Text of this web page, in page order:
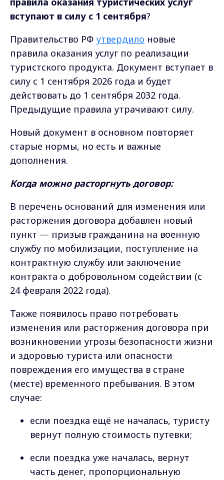
вступают в силу с 1 сентября?
Правительство РФ утвердило новые
правила оказания услуг по реализации
туристского продукта. Документ вступает в
силу с 1 сентября 2026 года и будет
действовать до 1 сентября 2032 года.
Предыдущие правила утрачивают силу.
Новый документ в основном повторяет
старые нормы, но есть и важные
дополнения.
Когда можно расторгнуть договор:
В перечень оснований для изменения или
расторжения договора добавлен новый
пункт — призыв гражданина на военную
службу по мобилизации, поступление на
контрактную службу или заключение
контракта о добровольном содействии (с
24 февраля 2022 года).
Также появилось право потребовать
изменения или расторжения договора при
возникновении угрозы безопасности жизни
и здоровью туриста или опасности
повреждения его имущества в стране
(месте) временного пребывания. В этом
случае:
если поездка ещё не началась, туристу
вернут полную стоимость путевки;
если поездка уже началась, вернут
часть денег, пропорциональную